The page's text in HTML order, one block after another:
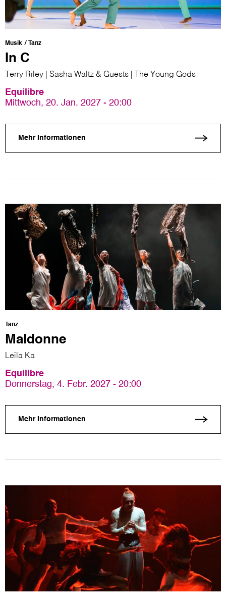
Musik Tanz
In C
Terry Riley | Sasha Waltz & Guests | The Young Gods
Equilibre
Mittwoch, 20. Jan. 2027 - 20:00
Mehr Informationen
Tanz
Maldonne
Leïla Ka
Equilibre
Donnerstag, 4. Febr. 2027 - 20:00
Mehr Informationen